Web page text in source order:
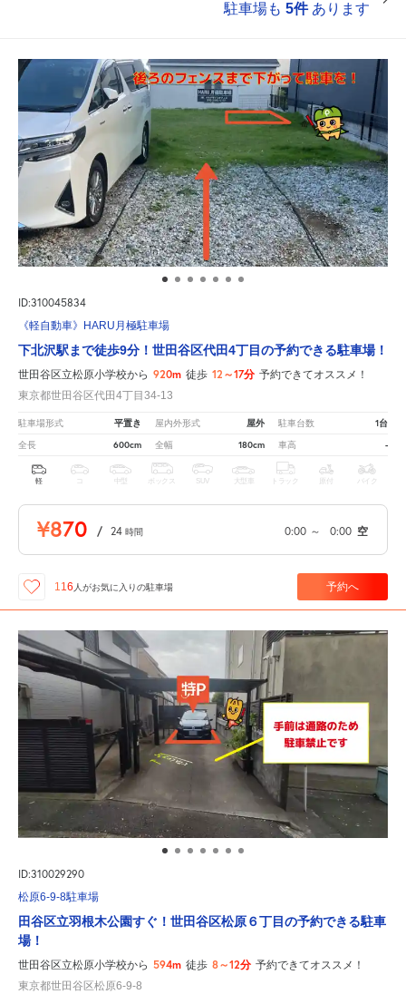
駐車場も 5件あります
ID:310045834
《軽自動車》HARU月極駐車場
下北沢駅まで徒歩9分！世田谷区代田4丁目の予約できる駐車場！
世田谷区立松原小学校から 920m 徒歩 12～17分 予約できてオススメ！
東京都世田谷区代田4丁目34-13
駐車場形式 平置き 屋内外形式 屋外 駐車台数 1台
全長 600cm 全幅 180cm 車高 -
軽 中型 ボックス SUV 大型車 トラック 原付 バイク
¥870 / 24 時間 0:00 ～ 0:00 空
116 人がお気に入りの駐車場 予約へ
ID:310029290
松原6-9-8駐車場
田谷区立羽根木公園すぐ！世田谷区松原６丁目の予約できる駐車
場！
世田谷区立松原小学校から 594m 徒歩 8～12分 予約できてオススメ！
東京都世田谷区松原6-9-8